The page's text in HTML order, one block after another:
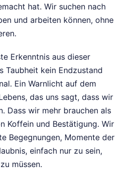
hat. Wir suchen nach
und arbeiten können, ohne
Erkenntnis aus dieser
Taubheit kein Endzustand
Ein Warnlicht auf dem
das uns sagt, dass wir
Dass wir mehr brauchen als
Koffein und Bestätigung. Wir
Begegnungen, Momente der
einfach nur zu sein,
müssen.